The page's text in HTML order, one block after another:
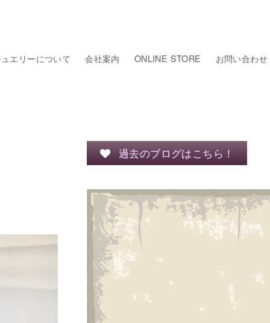
エリーについて 会社案内 ONLINE STORE お問い合わせ
過去のブログはこちら！